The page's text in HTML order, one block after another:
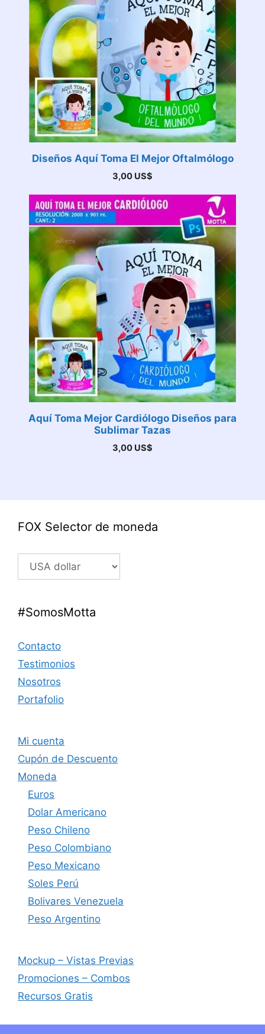
Diseños Aquí Toma El Mejor Oftalmólogo
3,00 US$
Aquí Toma Mejor Cardiólogo Diseños para
Sublimar Tazas
3,00 US$
FOX Selector de moneda
#SomosMotta
Contacto
Testimonios
Nosotros
Portafolio
Mi cuenta
Cupón de Descuento
Moneda
Euros
Dolar Americano
Peso Chileno
Peso Colombiano
Peso Mexicano
Soles Perú
Bolivares Venezuela
Peso Argentino
Mockup – Vistas Previas
Promociones – Combos
Recursos Gratis